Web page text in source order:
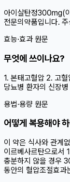
아이살탄정300mg(
전문의약품입니다.
효능·효과 원문
무엇에 쓰이나요?
1. 본태고혈압 2. 고
당뇨병 환자의 신장병
용법·용량 원문
어떻게 복용해야
이 약은 식사와 관계
이르베사르탄으로서
충분하지 않을 경우
동안의 혈압조절효과